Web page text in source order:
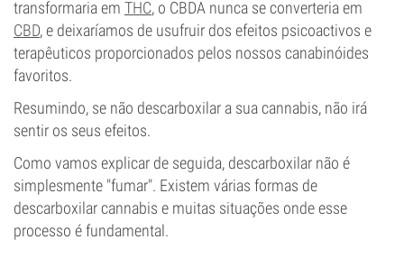
transformaria em THC, o CBDA nunca se converteria em
CBD, e deixaríamos de usufruir dos efeitos psicoactivos e
terapêuticos proporcionados pelos nossos canabinóides
favoritos.
Resumindo, se não descarboxilar a sua cannabis, não irá
sentir os seus efeitos.
Como vamos explicar de seguida, descarboxilar não é
simplesmente "fumar". Existem várias formas de
descarboxilar cannabis e muitas situações onde esse
processo é fundamental.